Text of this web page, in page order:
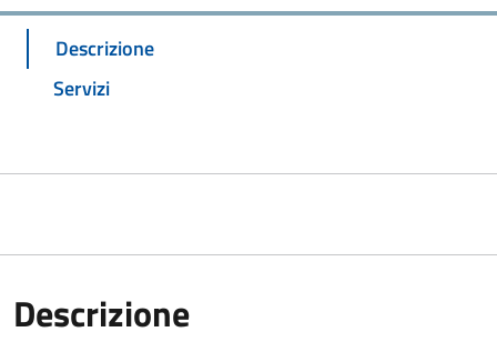
Descrizione
Servizi
Descrizione